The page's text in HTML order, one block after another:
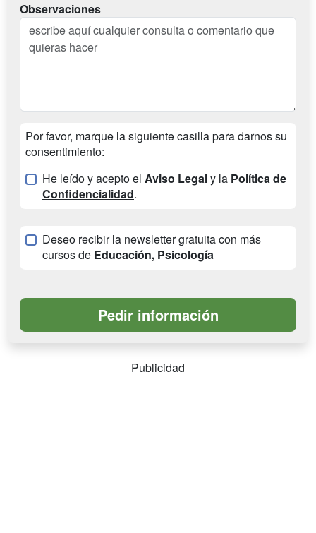
Observaciones
Por favor, marque la siguiente casilla para darnos su
consentimiento:
He leído y acepto el Aviso Legaly la Política de
Confidencialidad.
Deseo recibir la newsletter gratuita con más
cursos de Educación, Psicología
Publicidad